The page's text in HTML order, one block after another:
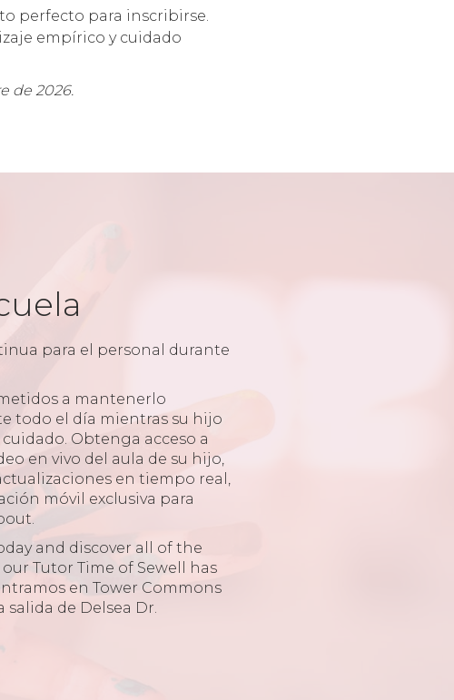
perfecto para inscribirse.
empírico y cuidado
de 2026.
para el personal durante
a mantenerlo
todo el día mientras su hijo
Obtenga acceso a
en vivo del aula de su hijo,
en tiempo real,
móvil exclusiva para
and discover all of the
Tutor Time of Sewell has
en Tower Commons
salida de Delsea Dr.